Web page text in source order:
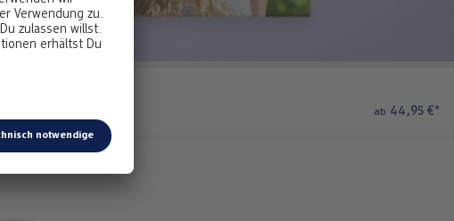
ab 44,95 €*